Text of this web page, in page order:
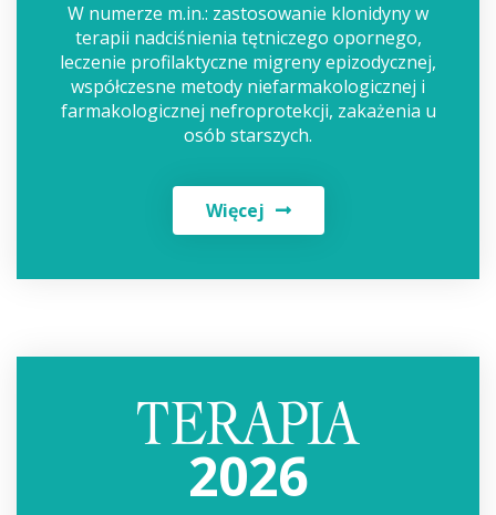
W numerze m.in.: zastosowanie klonidyny w
terapii nadciśnienia tętniczego opornego,
leczenie profilaktyczne migreny epizodycznej,
współczesne metody niefarmakologicznej i
farmakologicznej nefroprotekcji, zakażenia u
osób starszych.
Więcej
2026